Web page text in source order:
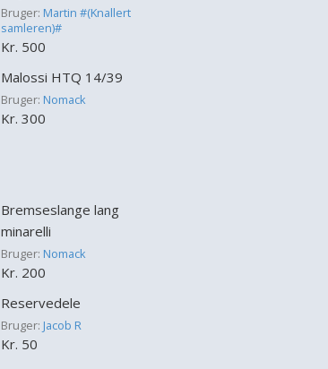
Bruger: Martin #(Knallert
samleren)#
Kr. 500
Malossi HTQ 14/39
Bruger: Nomack
Kr. 300
Bremseslange lang
minarelli
Bruger: Nomack
Kr. 200
Reservedele
Bruger: Jacob R
Kr. 50